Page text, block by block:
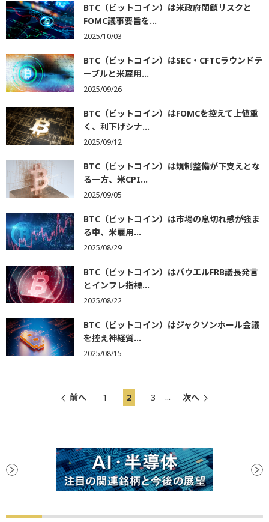
BTC（ビットコイン）は米政府閉鎖リスクと
FOMC議事要旨を...
2025/10/03
BTC（ビットコイン）はSEC・CFTCラウンドテ
ーブルと米雇用...
2025/09/26
BTC（ビットコイン）はFOMCを控えて上値重
く、利下げシナ...
2025/09/12
BTC（ビットコイン）は規制整備が下支えとな
る一方、米CPI...
2025/09/05
BTC（ビットコイン）は市場の息切れ感が強ま
る中、米雇用...
2025/08/29
BTC（ビットコイン）はパウエルFRB議長発言
とインフレ指標...
2025/08/22
BTC（ビットコイン）はジャクソンホール会議
を控え神経質...
2025/08/15
前へ 1 2 3 ... 次へ